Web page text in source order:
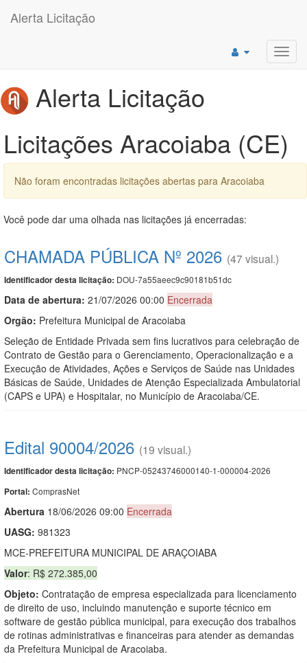
Alerta Licitação
Alerta Licitação
Licitações Aracoiaba (CE)
Não foram encontradas licitações abertas para Aracoiaba
Você pode dar uma olhada nas licitações já encerradas:
CHAMADA PÚBLICA Nº 2026 (47 visual.)
Identificador desta licitação: DOU-7a55aeec9c90181b51dc
Data de abertura: 21/07/2026 00:00 Encerrada
Orgão: Prefeitura Municipal de Aracoiaba
Seleção de Entidade Privada sem fins lucrativos para celebração de
Contrato de Gestão para o Gerenciamento, Operacionalização e a
Execução de Atividades, Ações e Serviços de Saúde nas Unidades
Básicas de Saúde, Unidades de Atenção Especializada Ambulatorial
(CAPS e UPA) e Hospitalar, no Município de Aracoiaba/CE.
Edital 90004/2026 (19 visual.)
Identificador desta licitação: PNCP-05243746000140-1-000004-2026
Portal: ComprasNet
Abertura 18/06/2026 09:00 Encerrada
UASG: 981323
MCE-PREFEITURA MUNICIPAL DE ARAÇOIABA
Valor: R$ 272.385,00
Objeto: Contratação de empresa especializada para licenciamento
de direito de uso, incluindo manutenção e suporte técnico em
software de gestão pública municipal, para execução dos trabalhos
de rotinas administrativas e financeiras para atender as demandas
da Prefeitura Municipal de Aracoiaba.